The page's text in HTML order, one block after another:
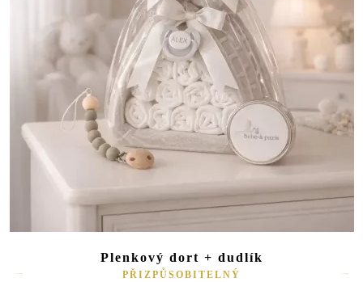
(1 review)
Plenkový dort + dudlík
PŘIZPŮSOBITELNÝ